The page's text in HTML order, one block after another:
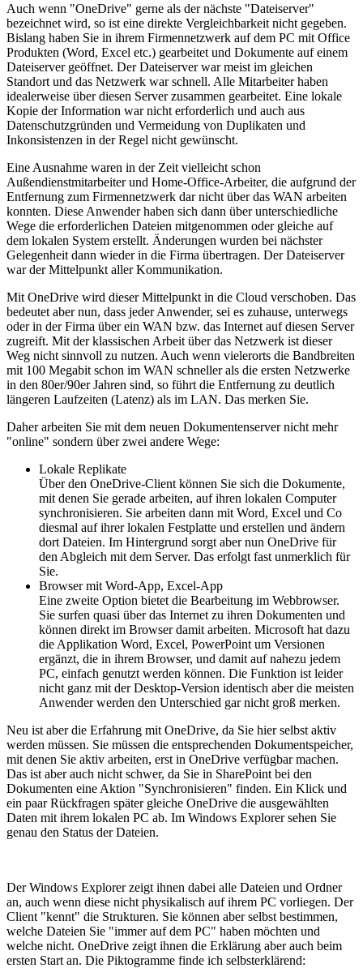
Auch wenn "OneDrive" gerne als der nächste "Dateiserver"
bezeichnet wird, so ist eine direkte Vergleichbarkeit nicht gegeben.
Bislang haben Sie in ihrem Firmennetzwerk auf dem PC mit Office
Produkten (Word, Excel etc.) gearbeitet und Dokumente auf einem
Dateiserver geöffnet. Der Dateiserver war meist im gleichen
Standort und das Netzwerk war schnell. Alle Mitarbeiter haben
idealerweise über diesen Server zusammen gearbeitet. Eine lokale
Kopie der Information war nicht erforderlich und auch aus
Datenschutzgründen und Vermeidung von Duplikaten und
Inkonsistenzen in der Regel nicht gewünscht.
Eine Ausnahme waren in der Zeit vielleicht schon
Außendienstmitarbeiter und Home-Office-Arbeiter, die aufgrund der
Entfernung zum Firmennetzwerk dar nicht über das WAN arbeiten
konnten. Diese Anwender haben sich dann über unterschiedliche
Wege die erforderlichen Dateien mitgenommen oder gleiche auf
dem lokalen System erstellt. Änderungen wurden bei nächster
Gelegenheit dann wieder in die Firma übertragen. Der Dateiserver
war der Mittelpunkt aller Kommunikation.
Mit OneDrive wird dieser Mittelpunkt in die Cloud verschoben. Das
bedeutet aber nun, dass jeder Anwender, sei es zuhause, unterwegs
oder in der Firma über ein WAN bzw. das Internet auf diesen Server
zugreift. Mit der klassischen Arbeit über das Netzwerk ist dieser
Weg nicht sinnvoll zu nutzen. Auch wenn vielerorts die Bandbreiten
mit 100 Megabit schon im WAN schneller als die ersten Netzwerke
in den 80er/90er Jahren sind, so führt die Entfernung zu deutlich
längeren Laufzeiten (Latenz) als im LAN. Das merken Sie.
Daher arbeiten Sie mit dem neuen Dokumentenserver nicht mehr
"online" sondern über zwei andere Wege:
Lokale Replikate
Über den OneDrive-Client können Sie sich die Dokumente,
mit denen Sie gerade arbeiten, auf ihren lokalen Computer
synchronisieren. Sie arbeiten dann mit Word, Excel und Co
diesmal auf ihrer lokalen Festplatte und erstellen und ändern
dort Dateien. Im Hintergrund sorgt aber nun OneDrive für
den Abgleich mit dem Server. Das erfolgt fast unmerklich für
Sie.
Browser mit Word-App, Excel-App
Eine zweite Option bietet die Bearbeitung im Webbrowser.
Sie surfen quasi über das Internet zu ihren Dokumenten und
können direkt im Browser damit arbeiten. Microsoft hat dazu
die Applikation Word, Excel, PowerPoint um Versionen
ergänzt, die in ihrem Browser, und damit auf nahezu jedem
PC, einfach genutzt werden können. Die Funktion ist leider
nicht ganz mit der Desktop-Version identisch aber die meisten
Anwender werden den Unterschied gar nicht groß merken.
Neu ist aber die Erfahrung mit OneDrive, da Sie hier selbst aktiv
werden müssen. Sie müssen die entsprechenden Dokumentspeicher,
mit denen Sie aktiv arbeiten, erst in OneDrive verfügbar machen.
Das ist aber auch nicht schwer, da Sie in SharePoint bei den
Dokumenten eine Aktion "Synchronisieren" finden. Ein Klick und
ein paar Rückfragen später gleiche OneDrive die ausgewählten
Daten mit ihrem lokalen PC ab. Im Windows Explorer sehen Sie
genau den Status der Dateien.
Der Windows Explorer zeigt ihnen dabei alle Dateien und Ordner
an, auch wenn diese nicht physikalisch auf ihrem PC vorliegen. Der
Client "kennt" die Strukturen. Sie können aber selbst bestimmen,
welche Dateien Sie "immer auf dem PC" haben möchten und
welche nicht. OneDrive zeigt ihnen die Erklärung aber auch beim
ersten Start an. Die Piktogramme finde ich selbsterklärend: